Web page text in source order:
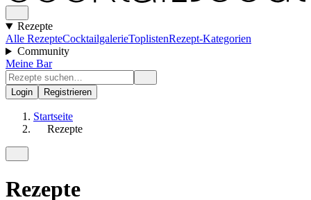
Rezepte
Alle RezepteCocktailgalerieToplistenRezept-Kategorien
Community
Meine Bar
Login Registrieren
Startseite
Rezepte
Rezepte